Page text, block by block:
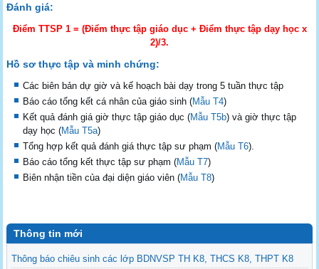
Đánh giá:
Điểm TTSP 1 = (Điểm thực tập giáo dục + Điểm thực tập dạy học x
2)/3.
Hồ sơ thực tập và minh chứng:
Các biên bản dự giờ và kế hoạch bài dạy trong 5 tuần thực tập
Báo cáo tổng kết cá nhân của giáo sinh (Mẫu T4)
Kết quả đánh giá giờ thực tập giáo dục (Mẫu T5b) và giờ thực tập
dạy học (Mẫu T5a)
Tổng hợp kết quả đánh giá thực tập sư phạm (Mẫu T6).
Báo cáo tổng kết thực tập sư phạm (Mẫu T7)
Biên nhận tiền của đại diện giáo viên (Mẫu T8)
Thông tin mới
Thông báo chiêu sinh các lớp BDNVSP TH K8, THCS K8, THPT K8